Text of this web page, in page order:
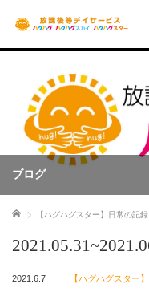
ブログ
ホーム 【ハグハグスター】日常の記録
2021.6.7 【ハグハグスター